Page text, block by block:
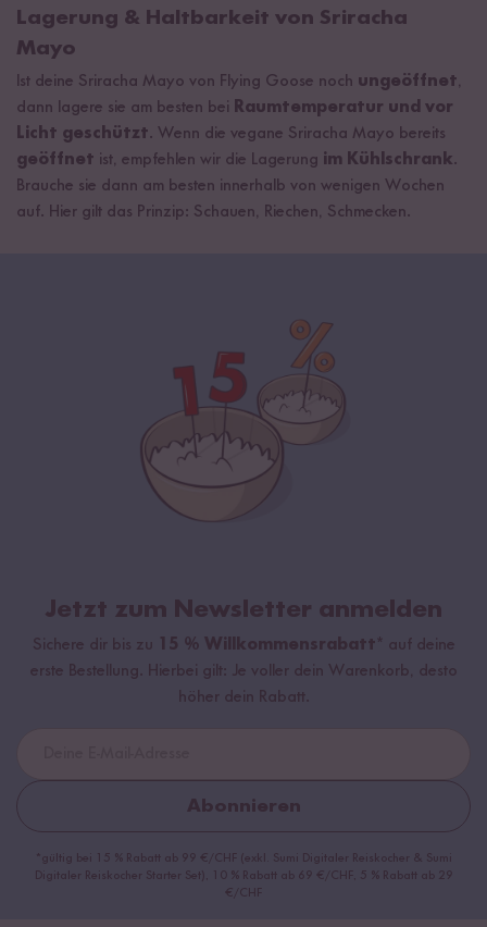
Lagerung & Haltbarkeit von Sriracha
Mayo
Ist deine Sriracha Mayo von Flying Goose noch ungeöffnet,
dann lagere sie am besten bei Raumtemperatur und vor
Licht geschützt. Wenn die vegane Sriracha Mayo bereits
geöffnet ist, empfehlen wir die Lagerung im Kühlschrank.
Brauche sie dann am besten innerhalb von wenigen Wochen
auf. Hier gilt das Prinzip: Schauen, Riechen, Schmecken.
Jetzt zum Newsletter anmelden
Sichere dir bis zu 15 % Willkommensrabatt* auf deine
erste Bestellung. Hierbei gilt: Je voller dein Warenkorb, desto
höher dein Rabatt.
Abonnieren
*gültig bei 15 % Rabatt ab 99 €/CHF (exkl. Sumi Digitaler Reiskocher & Sumi
Digitaler Reiskocher Starter Set), 10 % Rabatt ab 69 €/CHF, 5 % Rabatt ab 29
€/CHF